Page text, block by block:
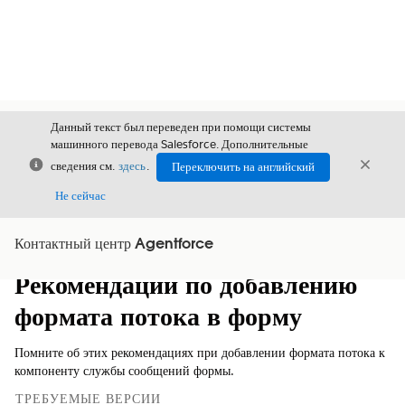
Закрыть
Данный текст был переведен при помощи системы
машинного перевода Salesforce. Дополнительные
сведения см. здесь.
Переключить на английский
Не сейчас
Контактный центр Agentforce
Показать содержание
Содержание
Рекомендации по добавлению
формата потока в форму
Помните об этих рекомендациях при добавлении формата потока к
компоненту службы сообщений формы.
ТРЕБУЕМЫЕ ВЕРСИИ